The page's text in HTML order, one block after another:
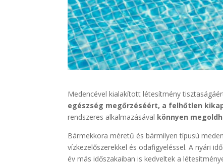
Medencével kialakított létesítmény
egészség megőrzéséért, a felhőtlen
rendszeres alkalmazásával könnyen
Bármekkora méretű és bármilyen típusú
vízkezelőszerekkel és odafigyeléssel. A nyári
év más időszakaiban is kedveltek a